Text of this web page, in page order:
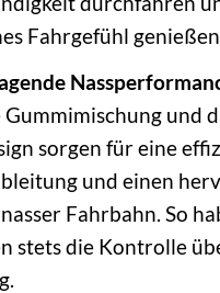
Fahrgefühl
Gummimischung und
sorgen für eine
und einen
Fahrbahn. So
stets die Kontrolle